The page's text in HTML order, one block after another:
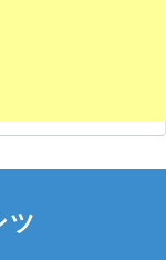
ツ